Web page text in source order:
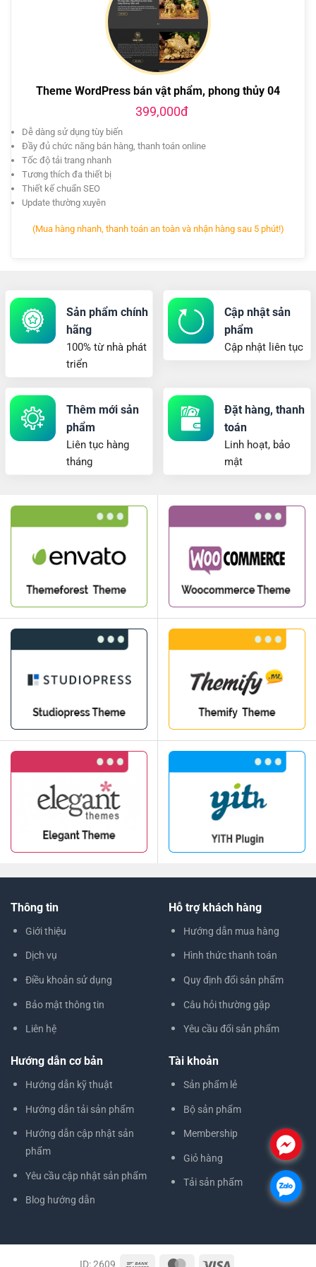
Theme WordPress bán vật phẩm, phong thủy 04
399,000đ
Dễ dàng sử dụng tùy biến
Đầy đủ chức năng bán hàng, thanh toán online
Tốc độ tải trang nhanh
Tương thích đa thiết bị
Thiết kế chuẩn SEO
Update thường xuyên
(Mua hàng nhanh, thanh toán an toàn và nhận hàng sau 5 phút!)
Sản phẩm chính
hãng
100% từ nhà phát
triển
Cập nhật sản
phẩm
Cập nhật liên tục
Thêm mới sản
phẩm
Liên tục hàng
tháng
Đặt hàng, thanh
toán
Linh hoạt, bảo
mật
Thông tin
Giới thiệu
Dịch vụ
Điều khoản sử dụng
Bảo mật thông tin
Liên hệ
Hỗ trợ khách hàng
Hướng dẫn mua hàng
Hình thức thanh toán
Quy định đổi sản phẩm
Câu hỏi thường gặp
Yêu cầu đổi sản phẩm
Hướng dẫn cơ bản
Hướng dẫn kỹ thuật
Hướng dẫn tải sản phẩm
Hướng dẫn cập nhật sản
phẩm
Yêu cầu cập nhật sản phẩm
Blog hướng dẫn
Tài khoản
Sản phẩm lẻ
Bộ sản phẩm
Membership
Giỏ hàng
Tải sản phẩm
ID: 2609
.
.